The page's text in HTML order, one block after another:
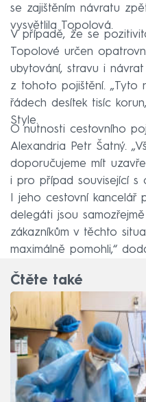
se zajištěním návratu
vysvětlila Topolová.
V případě, že se
Topolové určen
ubytování, stravu i
z tohoto pojištění. „Tyto
řádech desítek tisíc
Style.
O nutnosti cestovního
Alexandria Petr Šatný.
doporučujeme mít
i pro případ související s
I jeho cestovní kancelář
delegáti jsou
zákazníkům v těchto
maximálně pomohli,“
Čtěte také